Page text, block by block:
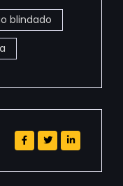
blindado